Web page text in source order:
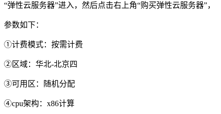
“弹性云服务器”进入，然后点击右上角“购买弹性云服务器”，
参数如下：
①计费模式：按需计费
②区域：华北-北京四
③可用区：随机分配
④cpu架构：x86计算